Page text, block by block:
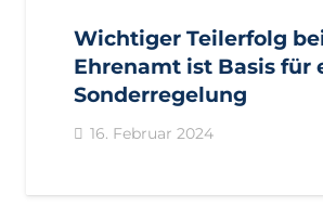
Wichtiger Teilerfolg
Ehrenamt ist Basis für
Sonderregelung
16. Februar 2024